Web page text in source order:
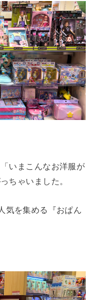
いまこんなお洋服が
ちゃいました。
気を集める『おぱん